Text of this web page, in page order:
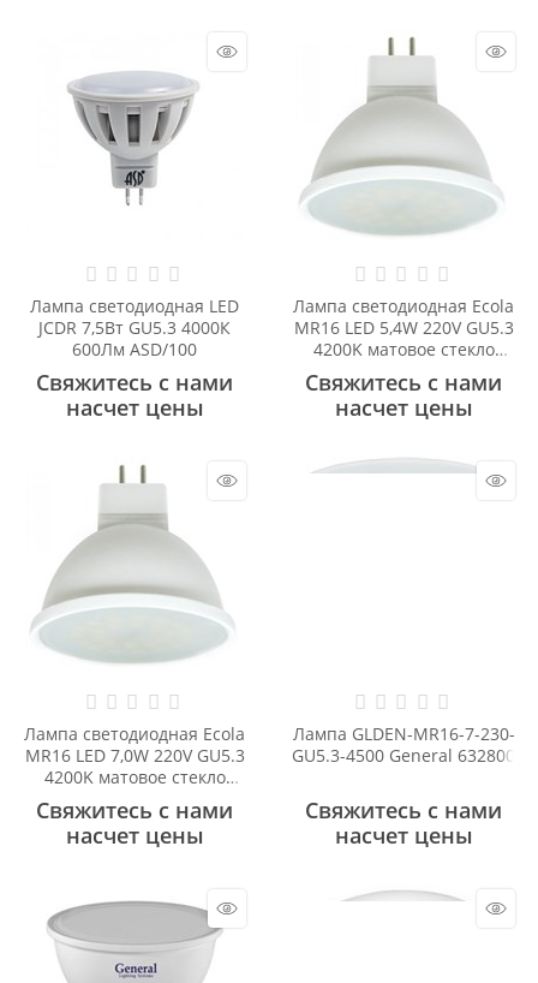
Лампа светодиодная LED
JCDR 7,5Вт GU5.3 4000К
600Лм ASD/100
Свяжитесь с нами
насчет цены
Лампа светодиодная Ecola
MR16 LED 5,4W 220V GU5.3
4200K матовое стекло
M2RV54ELB
Свяжитесь с нами
насчет цены
Лампа светодиодная Ecola
MR16 LED 7,0W 220V GU5.3
4200K матовое стекло
M2RV70ELC
Свяжитесь с нами
насчет цены
Лампа GLDEN-MR16-7-230-
GU5.3-4500 General 632800
Свяжитесь с нами
насчет цены